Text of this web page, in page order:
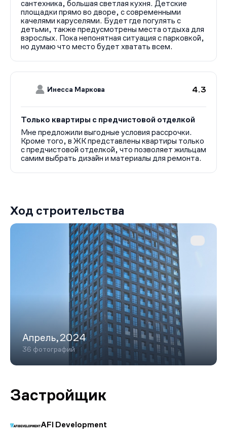
сантехника, большая светлая кухня. Детские
площадки прямо во дворе, с современными
качелями каруселями. Будет где погулять с
детьми, также предусмотрены места отдыха для
взрослых. Пока непонятная ситуация с парковкой,
но думаю что место будет хватать всем.
Инесса Маркова 4.3
Только квартиры с предчистовой отделкой
Мне предложили выгодные условия рассрочки.
Кроме того, в ЖК представлены квартиры только
с предчистовой отделкой, что позволяет жильцам
самим выбрать дизайн и материалы для ремонта.
Ход строительства
Апрель,2024
36 фотографий
Застройщик
AFI Development